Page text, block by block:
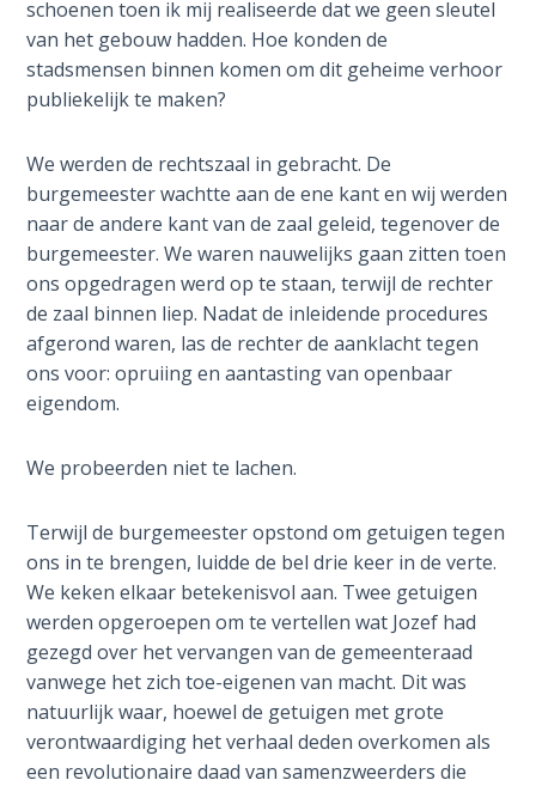
The
Silver-
Barley
Standard
My
Father's
Tear
Power
of the
Deuteronomy:
The Second
1
Deuteronomy:
The Second
Law - Speech
2
Deuteronomy:
The Second
Law - Speech
3
schoenen toen ik mij realiseerde dat we geen sleutel
van het gebouw hadden. Hoe konden de
stadsmensen binnen komen om dit geheime verhoor
publiekelijk te maken?
We werden de rechtszaal in gebracht. De
burgemeester wachtte aan de ene kant en wij werden
naar de andere kant van de zaal geleid, tegenover de
burgemeester. We waren nauwelijks gaan zitten toen
ons opgedragen werd op te staan, terwijl de rechter
de zaal binnen liep. Nadat de inleidende procedures
afgerond waren, las de rechter de aanklacht tegen
ons voor: opruiing en aantasting van openbaar
eigendom.
We probeerden niet te lachen.
Terwijl de burgemeester opstond om getuigen tegen
ons in te brengen, luidde de bel drie keer in de verte.
We keken elkaar betekenisvol aan. Twee getuigen
werden opgeroepen om te vertellen wat Jozef had
gezegd over het vervangen van de gemeenteraad
vanwege het zich toe-eigenen van macht. Dit was
natuurlijk waar, hoewel de getuigen met grote
verontwaardiging het verhaal deden overkomen als
een revolutionaire daad van samenzweerders die